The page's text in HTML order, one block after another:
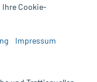
für
Arzt. Bitte
Webseite benutzt
Ihre Cookie-
Impressum